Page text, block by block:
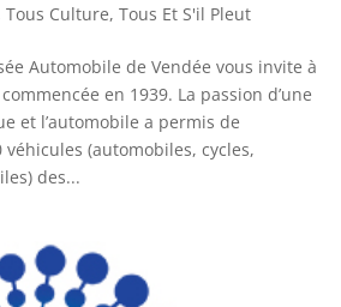
Tous Culture, Tous Et S'il Pleut
Automobile de Vendée vous invite à
en 1939. La passion d’une
et l’automobile a permis de
(automobiles, cycles,
des...